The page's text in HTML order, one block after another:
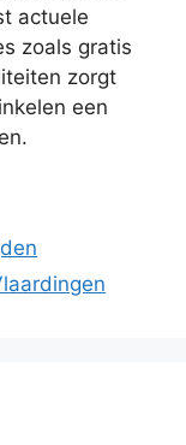
actuele
zoals gratis
zorgt
een